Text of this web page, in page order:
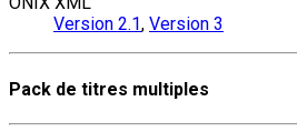
Version 2.1, Version 3
Pack de titres multiples